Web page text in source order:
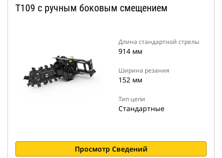
T109 с ручным боковым смещением
Длина стандартной стрелы
914 мм
Ширина резания
152 мм
Тип цепи
Стандартные
Просмотр Сведений